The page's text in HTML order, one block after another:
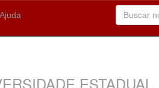
Ajuda
ESTADUAL